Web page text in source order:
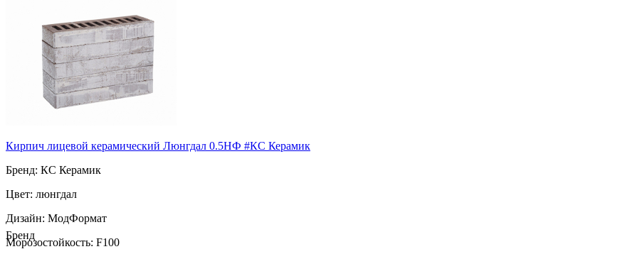
Кирпич лицевой керамический Люнгдал 0.5НФ #КС Керамик
Бренд: КС Керамик
Цвет: люнгдал
Дизайн: МодФормат
Морозостойкость: F100
Бренд